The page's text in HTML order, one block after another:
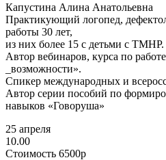
Капустина Алина Анатольевна
Практикующий логопед,
работы 30 лет,
из них более 15 с детьми с ТМНР.
Автор вебинаров, курса по
_возможности».
Спикер международных и
Автор серии пособий по
навыков «Говоруша»
25 апреля
10.00
Стоимость 6500р